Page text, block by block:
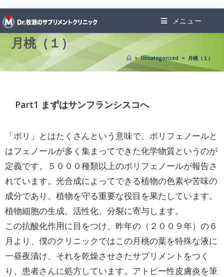
メニュー
月桃（１）
> Uncategorized > 月桃（１）
Part1 まずはサンフランシスコへ
「ポリ」とはたくさんという意味で、ポリフェノールと
はフェノールが多く集まってできた化学物質というのが
定義です。５０００種類以上のポリフェノールが報告さ
れています。光合成によってできる植物の色素や苦味の
成分であり、植物を守る重要な役目を果たしています。
植物細胞の生成、活性化、分裂に寄与します。
この抗酸化作用に目をつけ、昨年の（２００９年）の６
月より、僕のクリニックではこの月桃の葉を特殊な液に
一昼夜漬け、それを乾燥させさたサプリメントをつく
り、患者さんに処方しています。アトピー性皮膚炎を筆